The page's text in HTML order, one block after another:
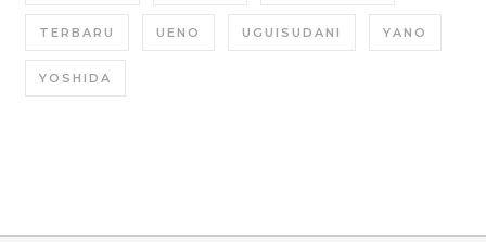
TERBARU UENO UGUISUDANI YANO
YOSHIDA